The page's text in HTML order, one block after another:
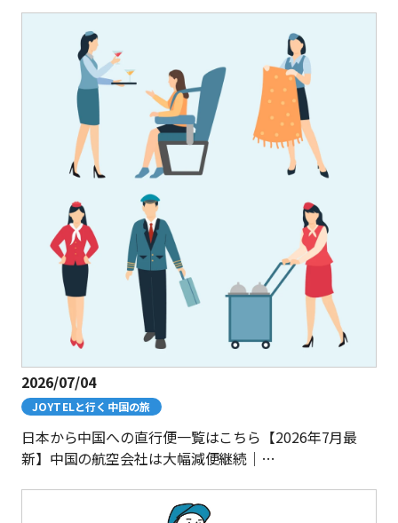
2026/07/04
JOYTELと行く中国の旅
日本から中国への直行便一覧はこちら【2026年7月最
新】中国の航空会社は大幅減便継続｜…